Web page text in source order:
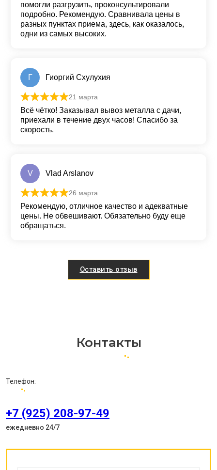
помогли разгрузить, проконсультировали
подробно. Рекомендую. Сравнивала цены в
разных пунктах приема, здесь, как оказалось,
одни из самых высоких.
Г Гиоргий Схулухия
Оценка из 5
21 марта
Всё чётко! Заказывал вывоз металла с дачи,
приехали в течение двух часов! Спасибо за
скорость.
V Vlad Arslanov
Оценка из 5
26 марта
Рекомендую, отличное качество и адекватные
цены. Не обвешивают. Обязательно буду еще
обращаться.
Оставить отзыв
Контакты
Телефон:
+7 (925) 208-97-49
ежедневно 24/7